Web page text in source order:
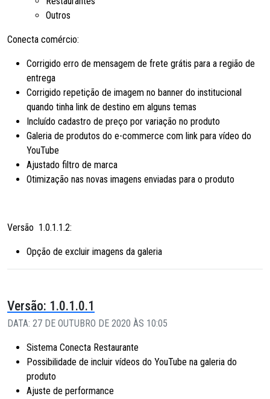
Outros
Conecta comércio:
Corrigido erro de mensagem de frete grátis para a região de
entrega
Corrigido repetição de imagem no banner do institucional
quando tinha link de destino em alguns temas
Incluído cadastro de preço por variação no produto
Galeria de produtos do e-commerce com link para vídeo do
YouTube
Ajustado filtro de marca
Otimização nas novas imagens enviadas para o produto
Versão 1.0.1.1.2:
Opção de excluir imagens da galeria
Versão: 1.0.1.0.1
DATA: 27 DE OUTUBRO DE 2020 ÀS 10:05
Sistema Conecta Restaurante
Possibilidade de incluir vídeos do YouTube na galeria do
produto
Ajuste de performance